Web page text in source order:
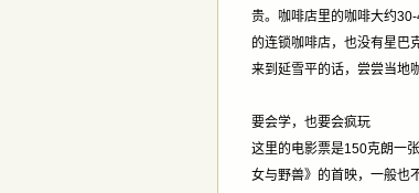
贵。咖啡店里的咖啡大约
的连锁咖啡店，也没有星巴
来到延雪平的话，尝尝当地
要会学，也要会疯玩
这里的电影票是150克朗一
女与野兽》的首映，一般也